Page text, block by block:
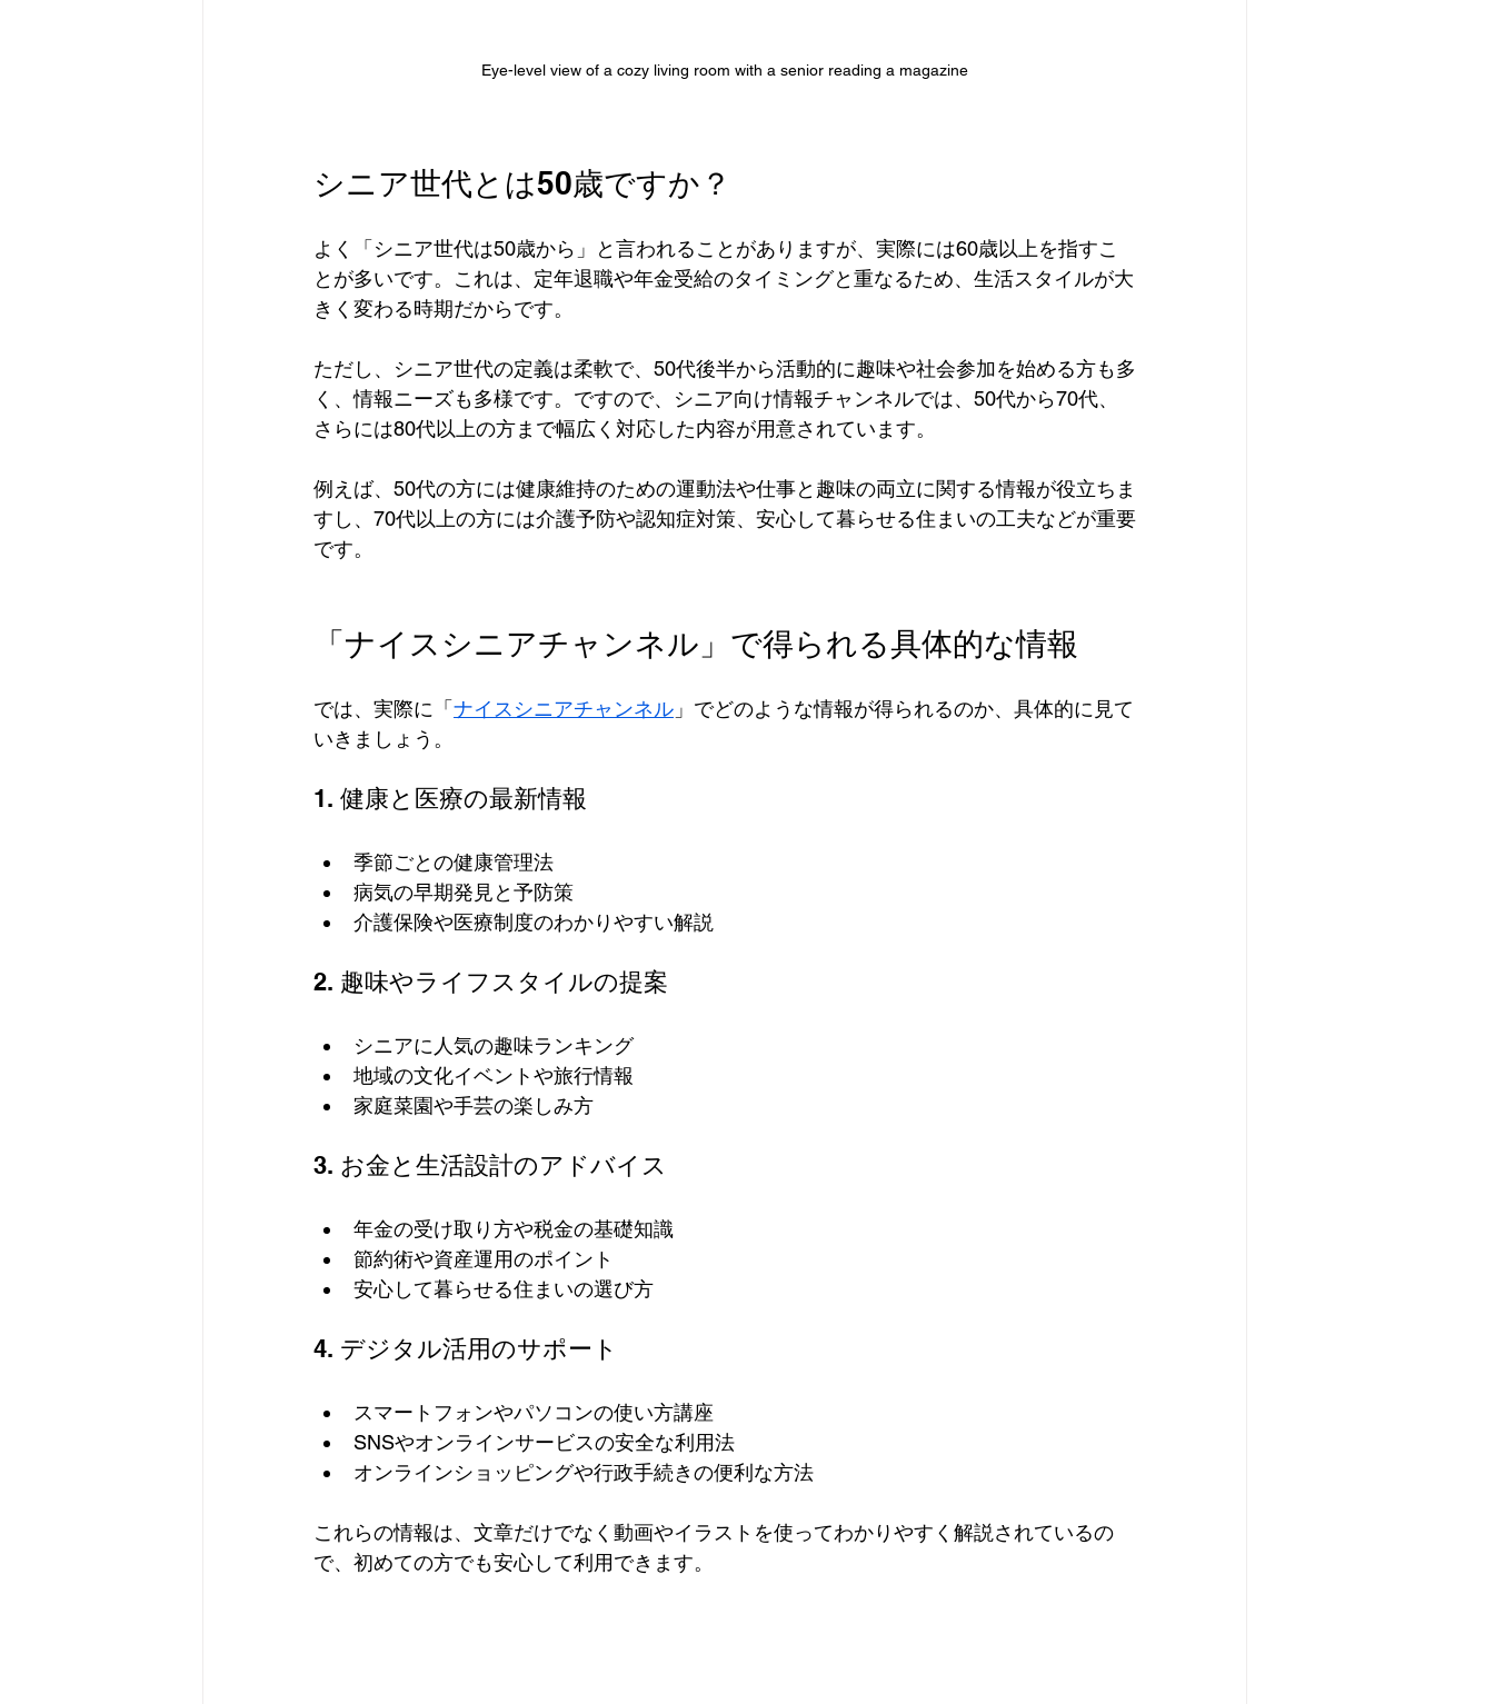
Eye-level view of a cozy living room with a senior reading a magazine
シニア世代とは50歳ですか？
よく「シニア世代は50歳から」と言われることがありますが、実際には60歳以上を指すこ
とが多いです。これは、定年退職や年金受給のタイミングと重なるため、生活スタイルが大
きく変わる時期だからです。
ただし、シニア世代の定義は柔軟で、50代後半から活動的に趣味や社会参加を始める方も多
く、情報ニーズも多様です。ですので、シニア向け情報チャンネルでは、50代から70代、
さらには80代以上の方まで幅広く対応した内容が用意されています。
例えば、50代の方には健康維持のための運動法や仕事と趣味の両立に関する情報が役立ちま
すし、70代以上の方には介護予防や認知症対策、安心して暮らせる住まいの工夫などが重要
です。
「ナイスシニアチャンネル」で得られる具体的な情報
では、実際に「 ナイスシニアチャンネル 」でどのような情報が得られるのか、具体的に見て
いきましょう。
1. 健康と医療の最新情報
季節ごとの健康管理法
病気の早期発見と予防策
介護保険や医療制度のわかりやすい解説
2. 趣味やライフスタイルの提案
シニアに人気の趣味ランキング
地域の文化イベントや旅行情報
家庭菜園や手芸の楽しみ方
3. お金と生活設計のアドバイス
年金の受け取り方や税金の基礎知識
節約術や資産運用のポイント
安心して暮らせる住まいの選び方
4. デジタル活用のサポート
スマートフォンやパソコンの使い方講座
SNSやオンラインサービスの安全な利用法
オンラインショッピングや行政手続きの便利な方法
これらの情報は、文章だけでなく動画やイラストを使ってわかりやすく解説されているの
で、初めての方でも安心して利用できます。